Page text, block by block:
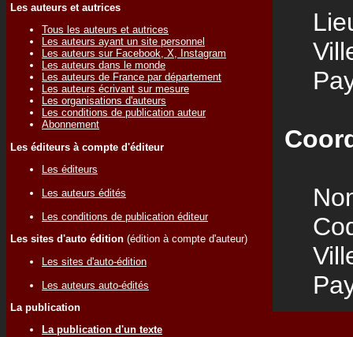
Les auteurs et autrices
Tous les auteurs et autrices
Les auteurs ayant un site personnel
Les auteurs sur Facebook, X, Instagram
Les auteurs dans le monde
Les auteurs de France par département
Les auteurs écrivant sur mesure
Les organisations d'auteurs
Les conditions de publication auteur
Abonnement
Les éditeurs à compte d'éditeur
Les éditeurs
Les auteurs édités
Les conditions de publication éditeur
Les sites d'auto édition (édition à compte d'auteur)
Les sites d'auto-édition
Les auteurs auto-édités
La publication
La publication d'un texte